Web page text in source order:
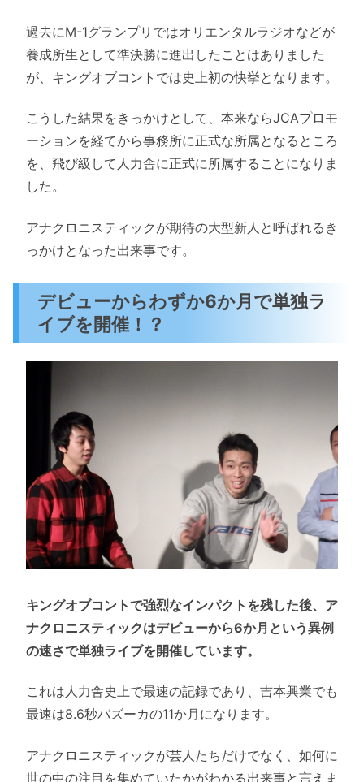
過去にM-1グランプリではオリエンタルラジオなどが
養成所生として準決勝に進出したことはありました
が、キングオブコントでは史上初の快挙となります。
こうした結果をきっかけとして、本来ならJCAプロモ
ーションを経てから事務所に正式な所属となるところ
を、飛び級して人力舎に正式に所属することになりま
した。
アナクロニスティックが期待の大型新人と呼ばれるき
っかけとなった出来事です。
デビューからわずか6か月で単独ラ
イブを開催！？
キングオブコントで強烈なインパクトを残した後、ア
ナクロニスティックはデビューから6か月という異例
の速さで単独ライブを開催しています。
これは人力舎史上で最速の記録であり、吉本興業でも
最速は8.6秒バズーカの11か月になります。
アナクロニスティックが芸人たちだけでなく、如何に
世の中の注目を集めていたかがわかる出来事と言えま